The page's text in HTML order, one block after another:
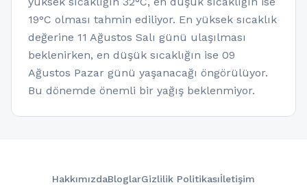
19°C olması tahmin ediliyor. En yüksek sıcaklık
değerine 11 Ağustos Salı günü ulaşılması
beklenirken, en düşük sıcaklığın ise 09
Ağustos Pazar günü yaşanacağı öngörülüyor.
Bu dönemde önemli bir yağış beklenmiyor.
HakkımızdaBloglarGizlilik Politikasıİletişim